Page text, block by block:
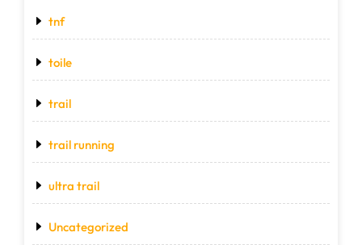
tnf
toile
trail
trail running
ultra trail
Uncategorized